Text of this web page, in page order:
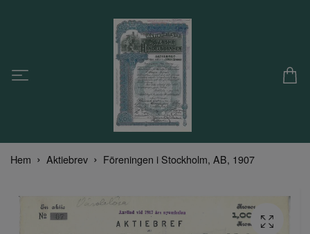
Hem Aktiebrev Föreningen i Stockholm, AB, 1907